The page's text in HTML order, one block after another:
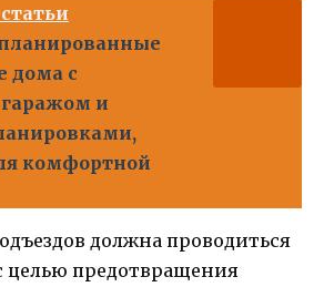
дома с
и
комфортной
должна проводиться
целью предотвращения